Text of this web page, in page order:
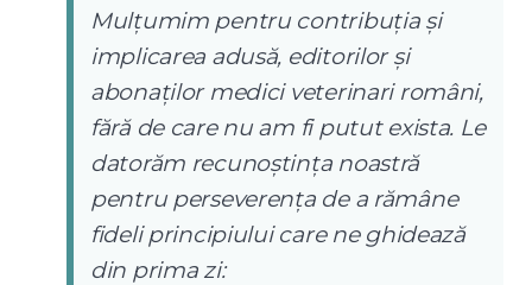
Mulțumim pentru contribuția și
implicarea adusă, editorilor și
abonaților medici veterinari români,
fără de care nu am fi putut exista. Le
datorăm recunoștința noastră
pentru perseverența de a rămâne
fideli principiului care ne ghidează
din prima zi: